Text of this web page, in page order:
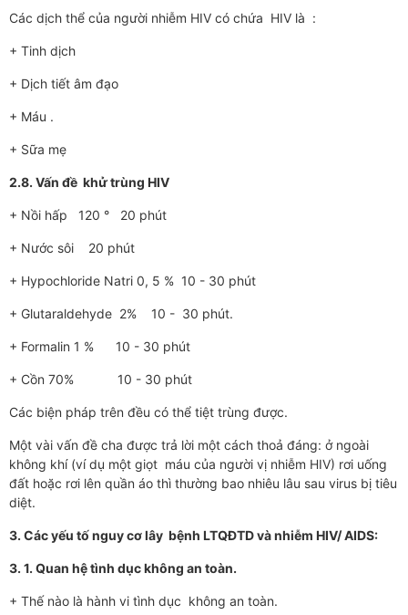
Các dịch thể của ngư­ời nhiễm HIV có chứa HIV là :
+ Tinh dịch
+ Dịch tiết âm đạo
+ Máu .
+ Sữa mẹ
2.8. Vấn đề khử trùng HIV
+ Nồi hấp 120 ° 20 phút
+ Nư­ớc sôi 20 phút
+ Hypochloride Natri 0, 5 % 10 - 30 phút
+ Glutaraldehyde 2% 10 - 30 phút.
+ Formalin 1 % 10 - 30 phút
+ Cồn 70% 10 - 30 phút
Các biện pháp trên đều có thể tiệt trùng đư­ợc.
Một vài vấn đề ch­a đư­ợc trả lời một cách thoả đáng: ở ngoài
không khí (ví dụ một giọt máu của ngư­ời vị nhiễm HIV) rơi uống
đất hoặc rơi lên quần áo thì thư­ờng bao nhiêu lâu sau virus bị tiêu
diệt.
3. Các yếu tố nguy cơ lây bệnh LTQĐTD và nhiễm HIV/ AIDS:
3. 1. Quan hệ tình dục không an toàn.
+ Thế nào là hành vi tình dục không an toàn.